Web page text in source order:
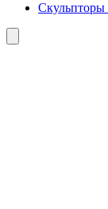
Скульпторы